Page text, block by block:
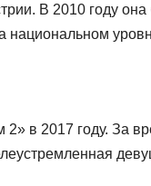
В 2010 году
национальном
в 2017 году. За